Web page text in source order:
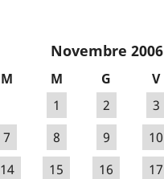
Novembre 2006
M M G V
1
2 3
7 8 9 10
14 15 16 17